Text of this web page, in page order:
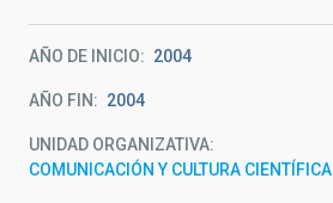
a
la
navegación
AÑO DE INICIO 2004
AÑO FIN 2004
UNIDAD ORGANIZATIVA
COMUNICACIÓN Y CULTURA CIENTÍFICA